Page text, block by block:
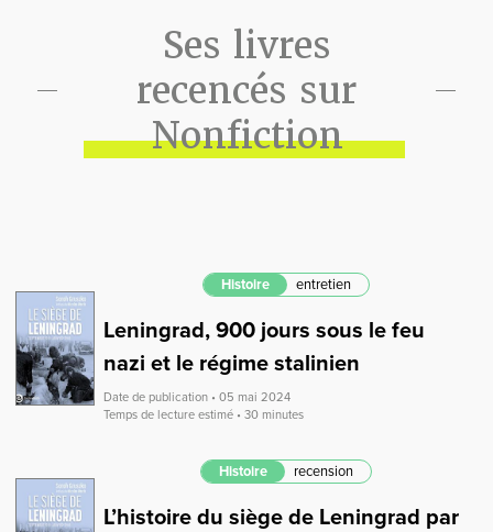
Ses livres
recencés sur
Nonfiction
Histoire entretien
Leningrad, 900 jours sous le feu
nazi et le régime stalinien
Date de publication • 05 mai 2024
Temps de lecture estimé • 30 minutes
Histoire recension
L’histoire du siège de Leningrad par